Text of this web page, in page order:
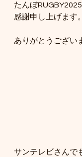
たんぼ
感謝申し上げます。
ありがとうござい
サンテレビさんで